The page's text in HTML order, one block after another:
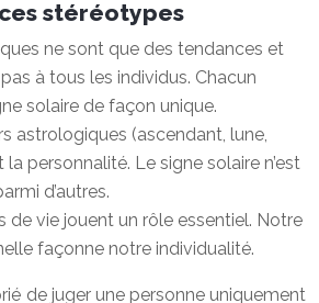
stéréotypes
ne sont que des tendances et
à tous les individus. Chacun
solaire de façon unique.
astrologiques (ascendant, lune,
personnalité. Le signe solaire n’est
d’autres.
de vie jouent un rôle essentiel. Notre
façonne notre individualité.
de juger une personne uniquement